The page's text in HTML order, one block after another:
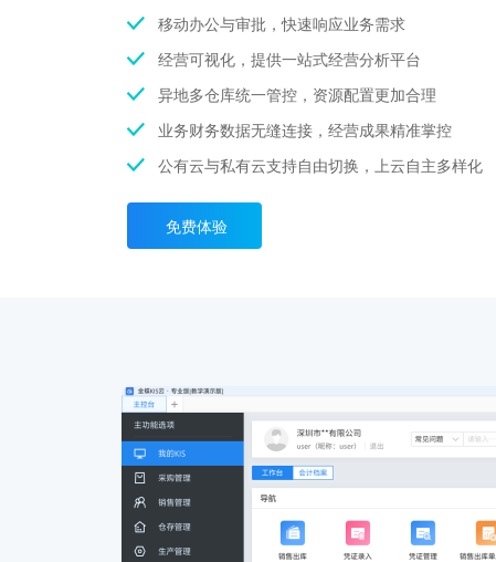
移动办公与审批，快速响应业务需求
经营可视化，提供一站式经营分析平台
异地多仓库统一管控，资源配置更加合理
业务财务数据无缝连接，经营成果精准掌控
公有云与私有云支持自由切换，上云自主多样化
免费体验